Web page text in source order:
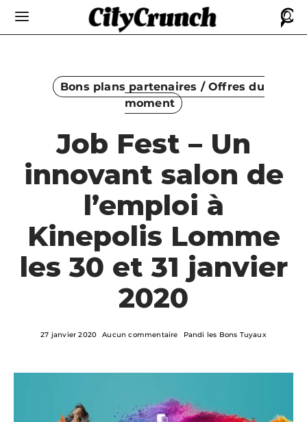
Bons plans partenaires / Offres du
moment
Job Fest – Un
innovant salon de
l’emploi à
Kinepolis Lomme
les 30 et 31 janvier
2020
27 janvier 2020 Aucun commentaire Pandi les Bons Tuyaux